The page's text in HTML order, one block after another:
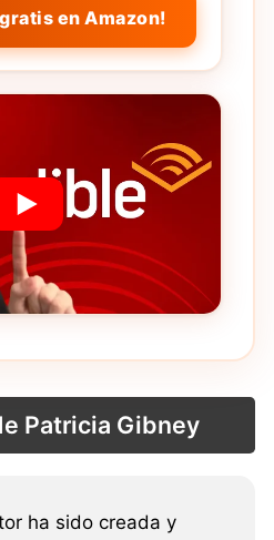
en Amazon!
Patricia Gibney
ha sido creada y